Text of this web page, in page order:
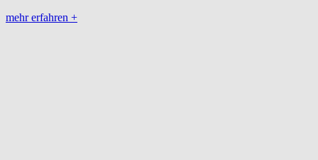
mehr erfahren +